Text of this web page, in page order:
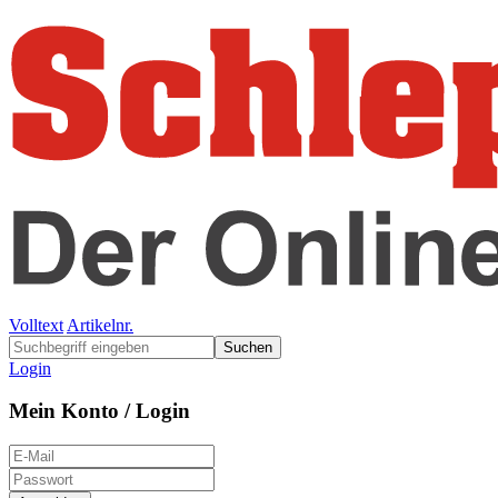
Volltext Artikelnr.
Suchen
Login
Mein Konto / Login